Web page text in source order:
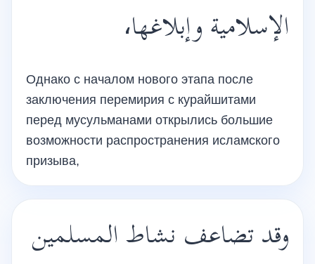
الإسلامية وإبلاغها،
Однако с началом нового этапа после
заключения перемирия с курайшитами
перед мусульманами открылись большие
возможности распространения исламского
призыва,
وقد تضاعف نشاط المسلمين